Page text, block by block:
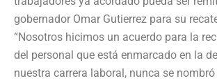
gobernador Omar Gutierrez para su
“Nosotros hicimos un acuerdo para la
del personal que está enmarcado en la
nuestra carrera laboral, nunca se